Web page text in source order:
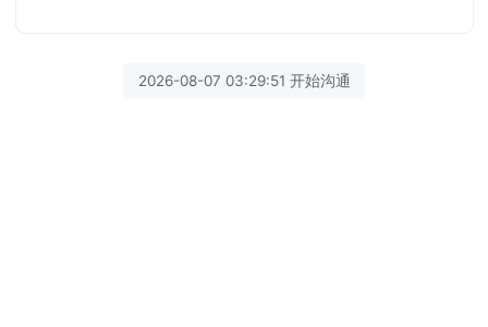
2026-08-07 03:29:51 开始沟通